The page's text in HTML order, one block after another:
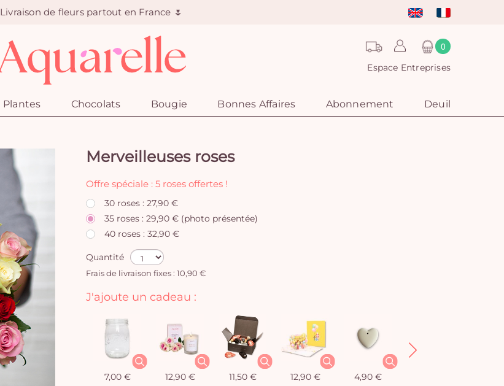
Livraison de fleurs partout en France 🌷
0
Espace Entreprises
Plantes Chocolats Bougie Bonnes Affaires Abonnement Deuil
Merveilleuses roses
Offre spéciale : 5 roses offertes !
30 roses : 27,90 €
35 roses : 29,90 € (photo présentée)
40 roses : 32,90 €
Quantité
Frais de livraison fixes : 10,90 €
J'ajoute un cadeau :
7,00 € 12,90 € 11,50 € 12,90 € 4,90 €